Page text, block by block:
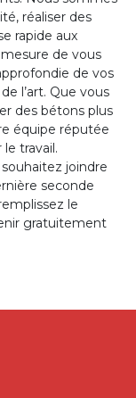
réaliser des
rapide aux
de vous
de vos
l’art. Que vous
des bétons plus
équipe réputée
travail.
joindre
seconde
le
gratuitement